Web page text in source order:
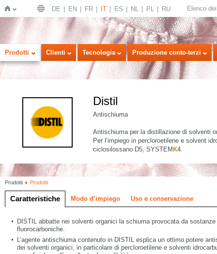
Home
DE EN FR IT ES NL PL RU Elenco
Prodotti Clienti Tecnologia Produzione conto-terzi
Distil
Antischiuma
Antischiuma per la distillazione di solventi
Per l’impiego in percloroetilene e solvent
ciclosilossano D5, SYSTEM K4.
Prodotti Prodotti
Caratteristiche Modo d’impiego Uso e conservazione
DISTIL abbatte nei solventi organici la schiuma provocata da
fluorocarboniche.
L’agente antischiuma contenuto in DISTIL esplica un ottimo potere
dei solventi organici, in particolare di percloroetilene e solventi